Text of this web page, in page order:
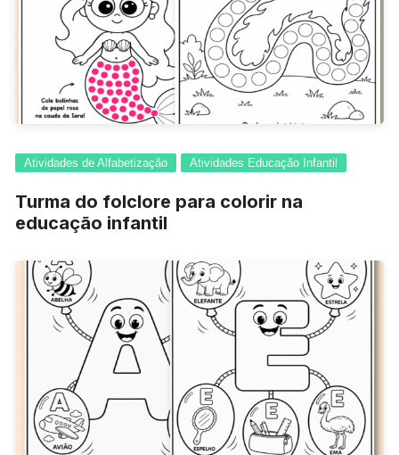
Atividades de Alfabetização Atividades Educação Infantil
Turma do folclore para colorir na
educação infantil